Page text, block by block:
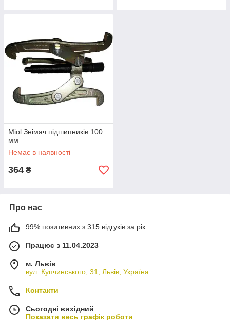
Miol Знімач підшипників 100
мм
Немає в наявності
364 ₴
Про нас
99% позитивних з 315 відгуків за рік
Працює з 11.04.2023
м. Львів
вул. Купчинського, 31, Львів, Україна
Контакти
Сьогодні вихідний
Показати весь графік роботи